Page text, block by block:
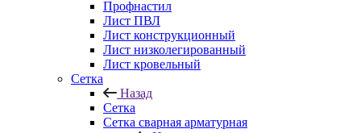
Профнастил
Лист ПВЛ
Лист конструкционный
Лист низколегированный
Лист кровельный
Сетка
Назад
Сетка
Сетка сварная арматурная